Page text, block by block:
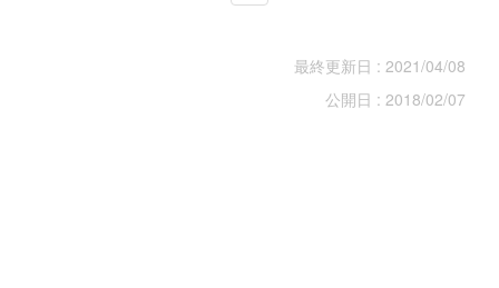
最終更新日 : 2021/04/08
公開日 : 2018/02/07